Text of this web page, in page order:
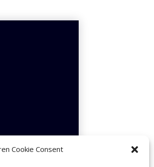
Cookie Consent